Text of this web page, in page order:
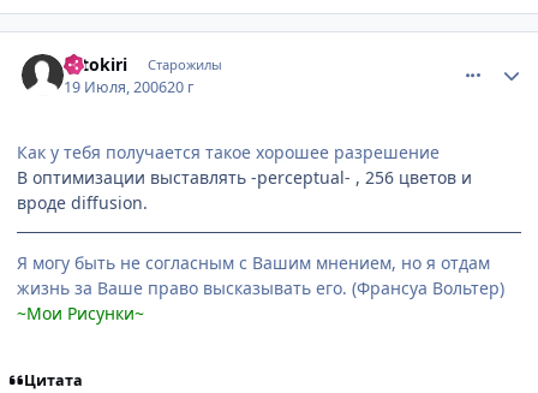
Hitokiri Старожилы
19 Июля, 200620 г
Как у тебя получается такое хорошее разрешение
В оптимизации выставлять -perceptual- , 256 цветов и
вроде diffusion.
Я могу быть не согласным с Вашим мнением, но я отдам
жизнь за Ваше право высказывать его. (Франсуа Вольтер)
~Мои Рисунки~
Цитата